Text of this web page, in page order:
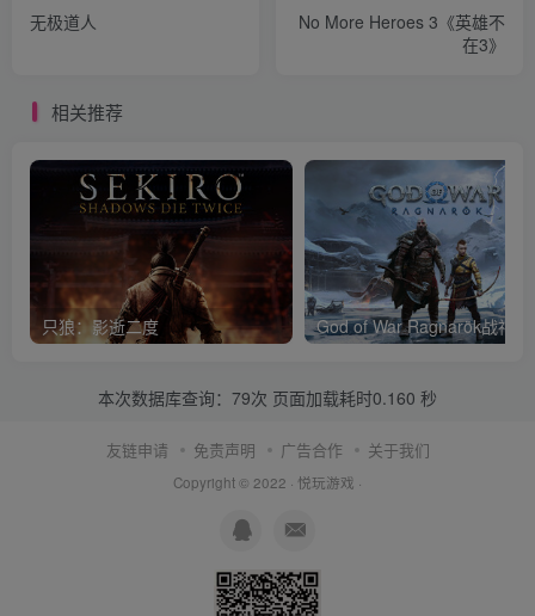
无极道人
No More Heroes 3《英雄不
在3》
相关推荐
只狼：影逝二度
本次数据库查询：79次 页面加载耗时0.160 秒
友链申请 免责声明 广告合作 关于我们
Copyright © 2022 · 悦玩游戏 ·